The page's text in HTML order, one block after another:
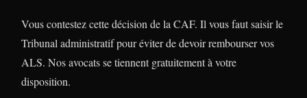
Vous contestez cette décision de la CAF. Il vous faut saisir le
Tribunal administratif pour éviter de devoir rembourser vos
ALS. Nos avocats se tiennent gratuitement à votre
disposition.